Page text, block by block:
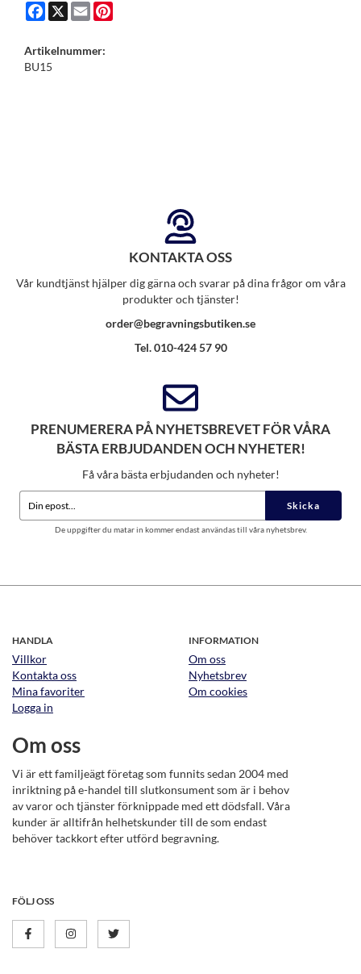
Facebook
X Email
Artikelnummer:
BU15
KONTAKTA OSS
Vår kundtjänst hjälper dig gärna och svarar på dina frågor om våra
produkter och tjänster!
order@begravningsbutiken.se
Tel. 010-424 57 90
PRENUMERERA PÅ NYHETSBREVET FÖR VÅRA
BÄSTA ERBJUDANDEN OCH NYHETER!
Få våra bästa erbjudanden och nyheter!
Skicka
De uppgifter du matar in kommer endast användas till våra nyhetsbrev.
HANDLA
Villkor
Kontakta oss
Mina favoriter
Logga in
INFORMATION
Om oss
Nyhetsbrev
Om cookies
Om oss
Vi är ett familjeägt företag som funnits sedan 2004 med
inriktning på e-handel till slutkonsument som är i behov
av varor och tjänster förknippade med ett dödsfall. Våra
kunder är alltifrån helhetskunder till de som endast
behöver tackkort efter utförd begravning.
FÖLJ OSS